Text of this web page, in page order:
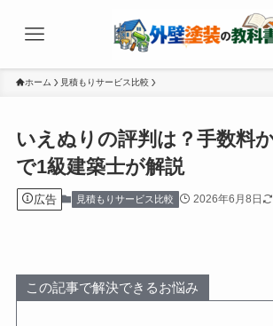
ホーム 見積もりサービス比較
いえぬりの評判は？手数料
で1級建築士が解説
広告 見積もりサービス比較 2026年6月8日
この記事で解決できるお悩み